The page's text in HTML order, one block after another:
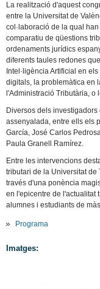
La realització d'aquest
entre la Universitat de
col·laboració de la qual
comparatiu de qüestions
ordenaments jurídics
diferents taules redones
Intel·ligència Artificial en
digitals, la problemàtica en
l'Administració Tributària,
Diversos dels
assenyalada, entre ells els
García, José Carlos
Paula Granell Ramírez.
Entre les intervencions
tributari de la Universitat
través d'una ponència
en l'epicentre de l'actualitat
alumnes i estudiants de
Programa
Imatges: